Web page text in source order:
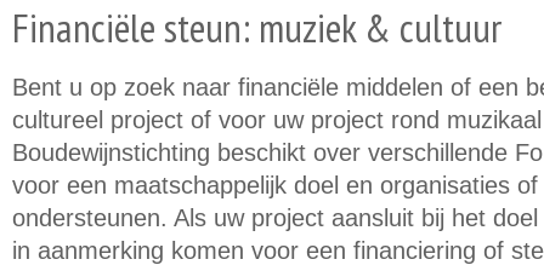
Financiële steun: muziek & cultuur
Bent u op zoek naar financiële middelen of een
cultureel project of voor uw project rond
Boudewijnstichting beschikt over verschillende
voor een maatschappelijk doel en organisaties
ondersteunen. Als uw project aansluit bij het
in aanmerking komen voor een financiering of